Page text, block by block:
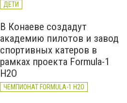
ДЕТИ
В Конаеве создадут
академию пилотов и завод
спортивных катеров в
рамках проекта Formula-1
H2O
ЧЕМПИОНАТ FORMULA-1 H2O